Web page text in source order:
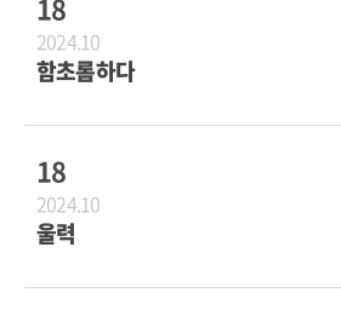
2024.10
함초롬하다
18
2024.10
울력